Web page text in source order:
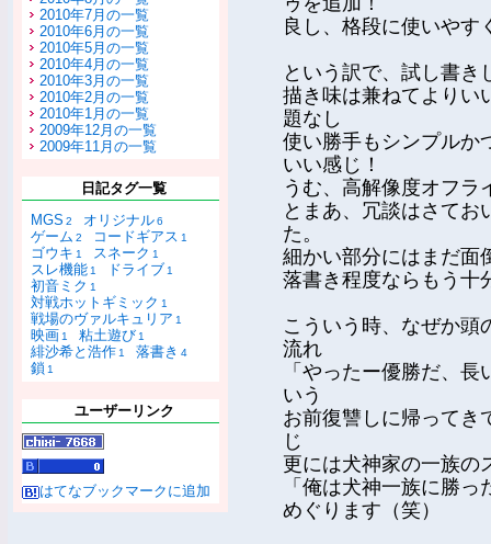
2010年7月の一覧
2010年6月の一覧
2010年5月の一覧
2010年4月の一覧
2010年3月の一覧
2010年2月の一覧
2010年1月の一覧
2009年12月の一覧
2009年11月の一覧
日記タグ一覧
MGS 2 オリジナル6
ゲーム 2 コードギアス 1
ゴウキ 1 スネーク 1
スレ機能 1 ドライブ 1
初音ミク 1
対戦ホットギミック 1
戦場のヴァルキュリア 1
映画 1 粘土遊び 1
緋沙希と浩作 1 落書き 4
鎖 1
ユーザーリンク
はてなブックマークに追加
良し、格段に使いやす
という訳で、試し書き
描き味は兼ねてよりい
題なし
使い勝手もシンプルか
いい感じ！
うむ、高解像度オフラ
とまあ、冗談はさてお
た。
細かい部分にはまだ面
落書き程度ならもう十
こういう時、なぜか頭
流れ
「やったー優勝だ、
いう
お前復讐しに帰ってき
じ
更には犬神家の一族の
「俺は犬神一族に勝
めぐります（笑）